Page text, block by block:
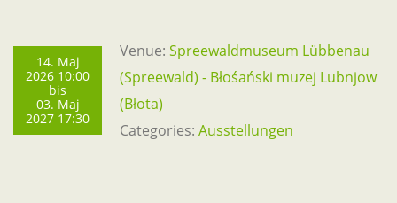
14. Maj
2026 10:00
bis
03. Maj
2027 17:30
Venue: Spreewaldmuseum Lübbenau
(Spreewald) - Błośański muzej Lubnjow
(Błota)
Categories: Ausstellungen